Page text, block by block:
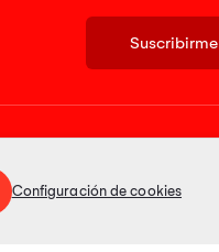
Suscribirme
Tienda 100% Segura
Configuración de cookies